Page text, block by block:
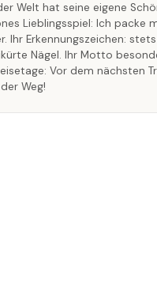
Welt hat seine eigene
Lieblingsspiel: Ich packe
Ihr Erkennungszeichen:
Nägel. Ihr Motto
Vor dem nächsten
Weg!